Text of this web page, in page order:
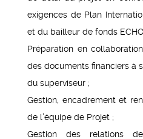
exigences de Plan
et du bailleur de fonds
Préparation en
des documents financiers à
du superviseur ;
Gestion, encadrement et
de l’équipe de Projet ;
Gestion des relations